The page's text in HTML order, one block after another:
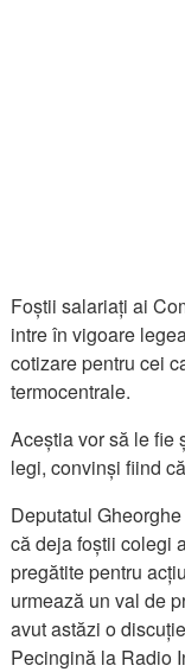
Foștii salariați ai
intre în vigoare
cotizare pentru cei
termocentrale.
Aceștia vor să le fie
legi, convinși fiind
Deputatul
că deja foștii colegi
pregătite pentru
urmează un val de
avut astăzi o
Pecingină la Radio